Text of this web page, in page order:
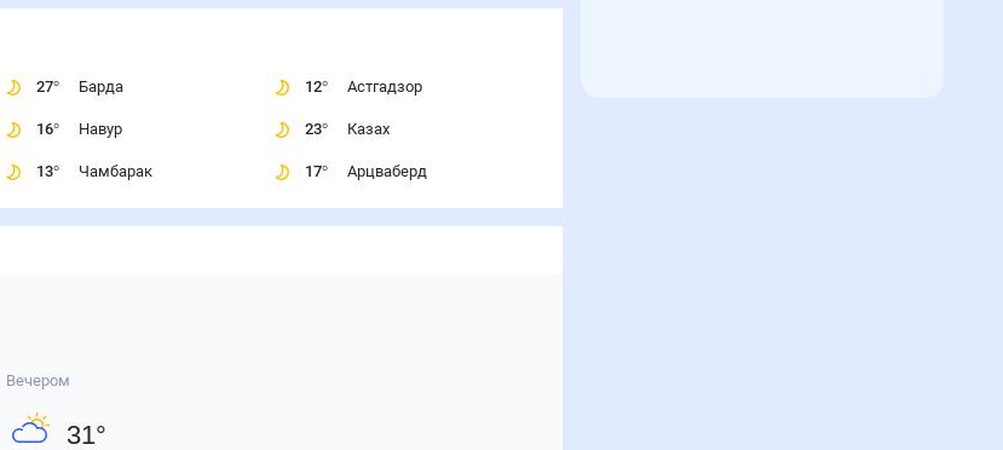
27° Барда
16° Навур
13° Чамбарак
12° Астгадзор
23° Казах
17° Арцваберд
Вечером
31°